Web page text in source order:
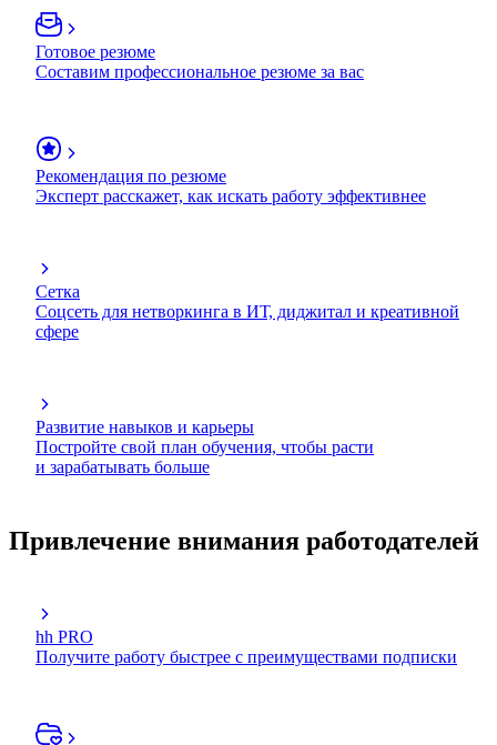
Готовое резюме
Составим профессиональное резюме за вас
Рекомендация по резюме
Эксперт расскажет, как искать работу эффективнее
Сетка
Соцсеть для нетворкинга в ИТ, диджитал и креативной
сфере
Развитие навыков и карьеры
Постройте свой план обучения, чтобы расти
и зарабатывать больше
Привлечение внимания работодателей
hh PRO
Получите работу быстрее с преимуществами подписки